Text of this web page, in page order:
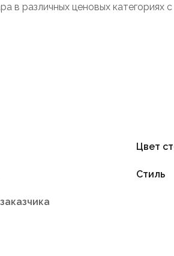
в различных ценовых категориях с
Цвет
Стиль